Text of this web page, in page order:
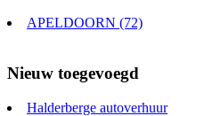
APELDOORN (72)
Nieuw toegevoegd
Halderberge autoverhuur